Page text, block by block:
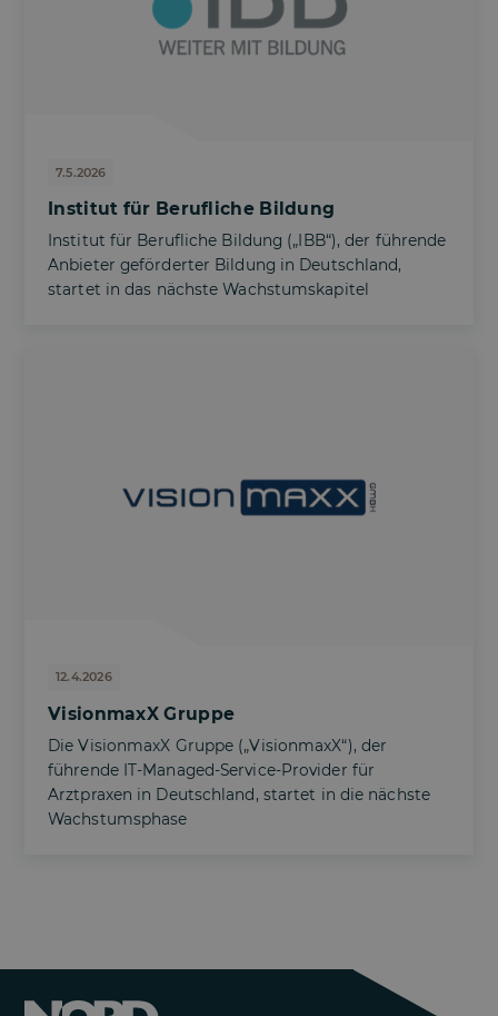
7.5.2026
Institut für Berufliche Bildung
Institut für Berufliche Bildung („IBB“), der führende
Anbieter geförderter Bildung in Deutschland,
startet in das nächste Wachstumskapitel
12.4.2026
VisionmaxX Gruppe
Die VisionmaxX Gruppe („VisionmaxX“), der
führende IT-Managed-Service-Provider für
Arztpraxen in Deutschland, startet in die nächste
Wachstumsphase